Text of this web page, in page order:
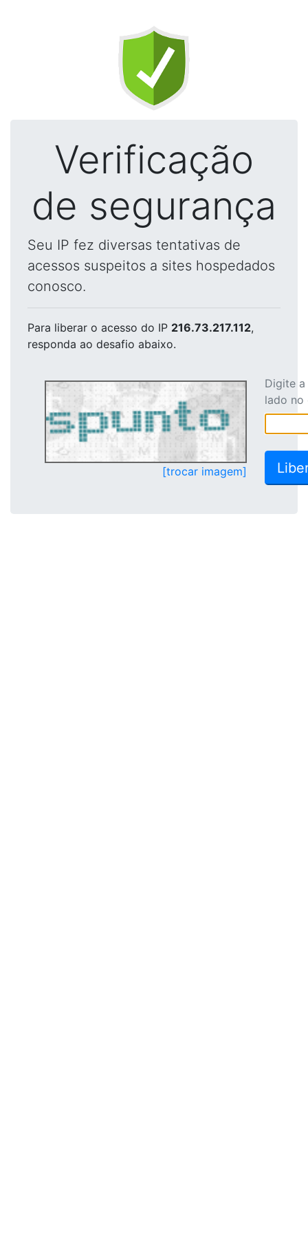
Verificação
de segurança
Seu IP fez diversas tentativas de
acessos suspeitos a sites hospedados
conosco.
Para liberar o acesso do IP 216.73.217.112,
responda ao desafio abaixo.
[trocar imagem]
Digite
lado no